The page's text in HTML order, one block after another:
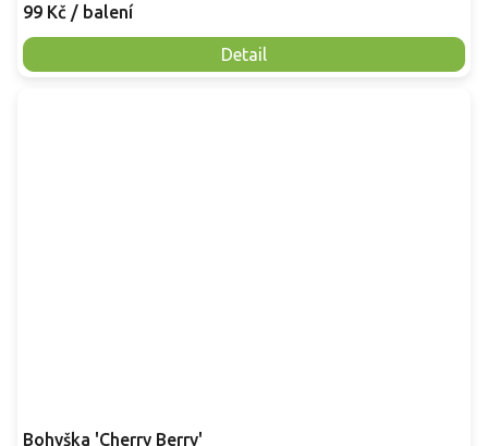
99 Kč / balení
Detail
Bohyška 'Cherry Berry'